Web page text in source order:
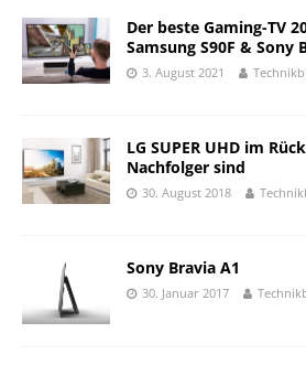
Der beste Gaming-TV
Samsung S90F & Sony
3. August 2021
LG SUPER UHD im
Nachfolger sind
30. August 2018
Sony Bravia A1
30. Januar 2017